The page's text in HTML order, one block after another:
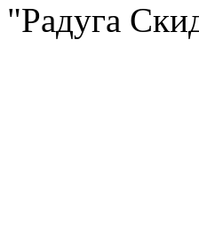
"Радуга